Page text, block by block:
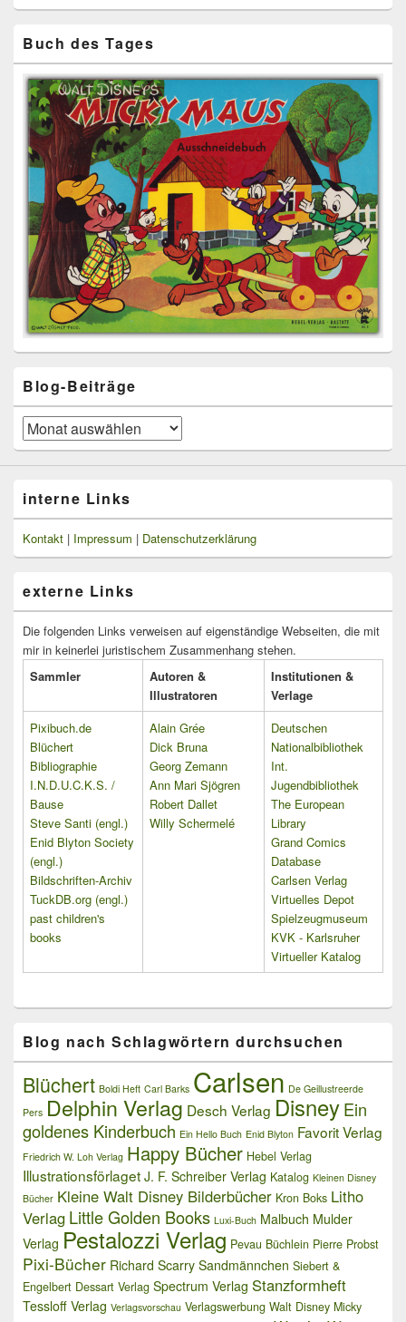
Buch des Tages
Blog-Beiträge
Blog-
Beiträge
interne Links
Kontakt | Impressum | Datenschutzerklärung
externe Links
Die folgenden Links verweisen auf eigenständige Webseiten, die mit
mir in keinerlei juristischem Zusammenhang stehen.
Sammler
Autoren &
Illustratoren
Institutionen &
Verlage
Pixibuch.de
Blüchert
Bibliographie
I.N.D.U.C.K.S. /
Bause
Steve Santi (engl.)
Enid Blyton Society
(engl.)
Bildschriften-Archiv
TuckDB.org (engl.)
past children's
books
Alain Grée
Dick Bruna
Georg Zemann
Ann Mari Sjögren
Robert Dallet
Willy Schermelé
Deutschen
Nationalbibliothek
Int.
Jugendbibliothek
The European
Library
Grand Comics
Database
Carlsen Verlag
Virtuelles Depot
Spielzeugmuseum
KVK - Karlsruher
Virtueller Katalog
Blog nach Schlagwörtern durchsuchen
Blüchert Boldi Heft Carl Barks Carlsen De Geillustreerde
Pers Delphin Verlag Desch Verlag DisneyEin
goldenes Kinderbuch Ein Hello Buch Enid Blyton Favorit Verlag
Friedrich W. Loh Verlag Happy Bücher Hebel Verlag
Illustrationsförlaget J. F. Schreiber Verlag Katalog Kleinen Disney
Bücher Kleine Walt Disney Bilderbücher Kron Boks Litho
Verlag Little Golden Books Luxi-Buch Malbuch Mulder
Verlag Pestalozzi Verlag Pevau Büchlein Pierre Probst
Pixi-Bücher Richard Scarry Sandmännchen Siebert &
Engelbert Dessart Verlag Spectrum Verlag Stanzformheft
Tessloff Verlag Verlagsvorschau Verlagswerbung Walt Disney Micky